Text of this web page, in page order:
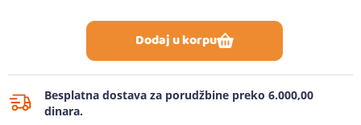
Dodaj u korpu
Besplatna dostava za porudžbine preko 6.000,00
dinara.